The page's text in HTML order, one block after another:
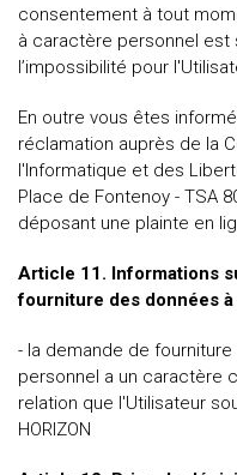
consentement à tout
à caractère personnel est
l’impossibilité pour
En outre vous êtes
réclamation auprès de la
l'Informatique et des
Place de Fontenoy - TSA
déposant une plainte en
Article 11. Informations
fourniture des données
- la demande de
personnel a un caractère
relation que l'Utilisateur
HORIZON